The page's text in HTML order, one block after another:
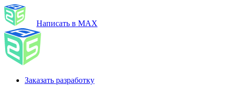
Написать в MAX
Заказать разработку